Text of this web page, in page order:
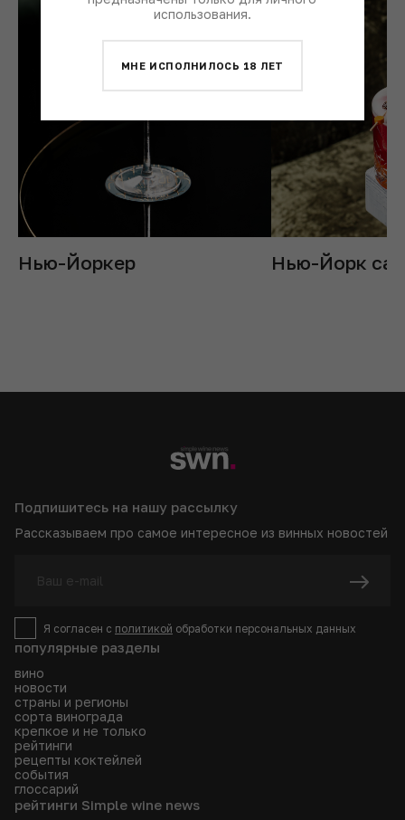
Нью-Йоркер Нью-Йорк
популярные разделы
вино
новости
страны и регионы
сорта винограда
крепкое и не только
рейтинги
рецепты коктейлей
события
глоссарий
рейтинги Simple wine news
Подпишитесь на нашу рассылку
Рассказываем про самое интересное из винных новостей
Я согласен с политикой обработки персональных данных
использования.
МНЕ ИСПОЛНИЛОСЬ 18 ЛЕТ